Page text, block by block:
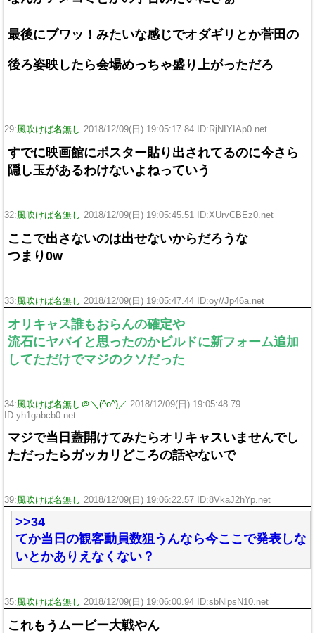
最後にブワッ！みたいな感じでオダギリとか菅田の
後ろ姿映したら会場めっちゃ盛り上がっただろ
29:風吹けば名無し 2018/12/09(日) 19:05:17.84 ID:RjNIYIAp0.net
すでに映画館にポスター貼り出されてるのに今さら
隠し玉があるわけないよねっていう
32:風吹けば名無し 2018/12/09(日) 19:05:45.51 ID:XUrvCBEz0.net
ここで出さないのは出せないからだろうな
つまり0w
33:風吹けば名無し 2018/12/09(日) 19:05:47.44 ID:oy//Jp46a.net
オリキャス誰もおらんの確定や
流石にヤバイと思ったのかビルドに新フォーム追加
してただけでマジのクソだった
34:風吹けば名無し＠＼(^o^)／ 2018/12/09(日) 19:05:48.79
ID:yh1gabcb0.net
マジで当日蓋開けてみたらオリキャスいませんでし
ただったらガッカリどころの話やないで
39:風吹けば名無し 2018/12/09(日) 19:06:22.57 ID:8VkaJ2hYp.net
>>34
てか当日の観客動員数狙うんなら今ここで発表しな
いとかありえなくない？
35:風吹けば名無し 2018/12/09(日) 19:06:00.94 ID:sbNlpsN10.net
これもうムービー大戦やん